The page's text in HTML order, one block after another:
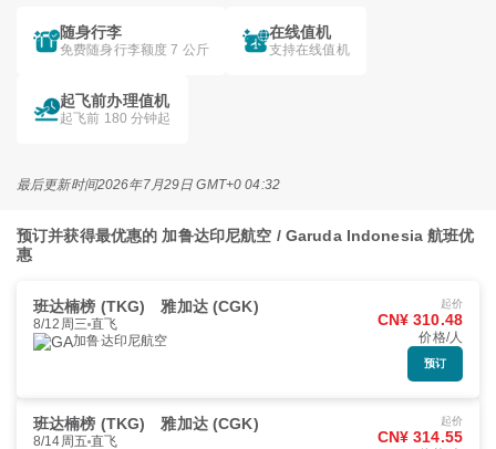
随身行李
免费随身行李额度 7 公斤
在线值机
支持在线值机
起飞前办理值机
起飞前 180 分钟起
最后更新时间2026年7月29日 GMT+0 04:32
预订并获得最优惠的 加鲁达印尼航空 / Garuda Indonesia 航班优
惠
班达楠榜 (TKG) 雅加达 (CGK)
8/12周三 直飞
加鲁达印尼航空
起价
CN¥ 310.48
价格/人
预订
班达楠榜 (TKG) 雅加达 (CGK)
8/14周五 直飞
起价
CN¥ 314.55